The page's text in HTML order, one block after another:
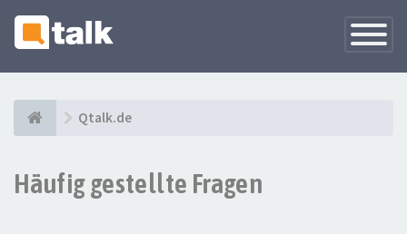
Qtalk.de
Häufig gestellte Fragen